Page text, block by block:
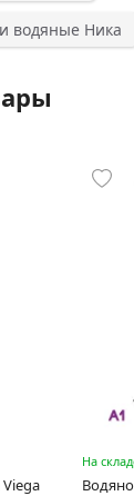
водяные Ника
На